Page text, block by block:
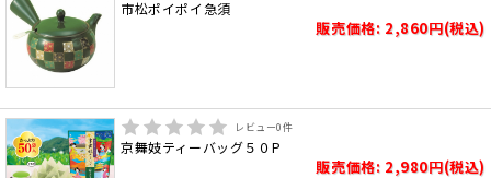
市松ポイポイ急須
販売価格: 2,860円(税込)
レビュー0件
京舞妓ティーバッグ５０P
販売価格: 2,980円(税込)